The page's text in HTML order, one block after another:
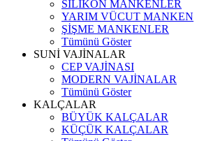
SİLİKON MANKENLER
YARIM VÜCUT MANKEN
ŞİŞME MANKENLER
Tümünü Göster
SUNİ VAJİNALAR
CEP VAJİNASI
MODERN VAJİNALAR
Tümünü Göster
KALÇALAR
BÜYÜK KALÇALAR
KÜÇÜK KALÇALAR